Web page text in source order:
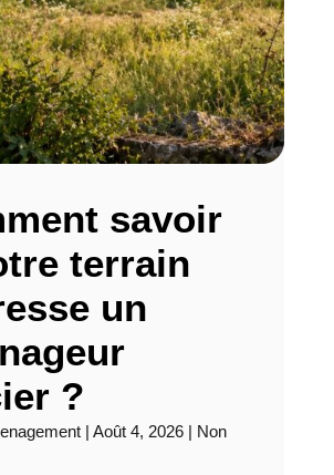
savoir
terrain
un
?
| Août 4, 2026| Non